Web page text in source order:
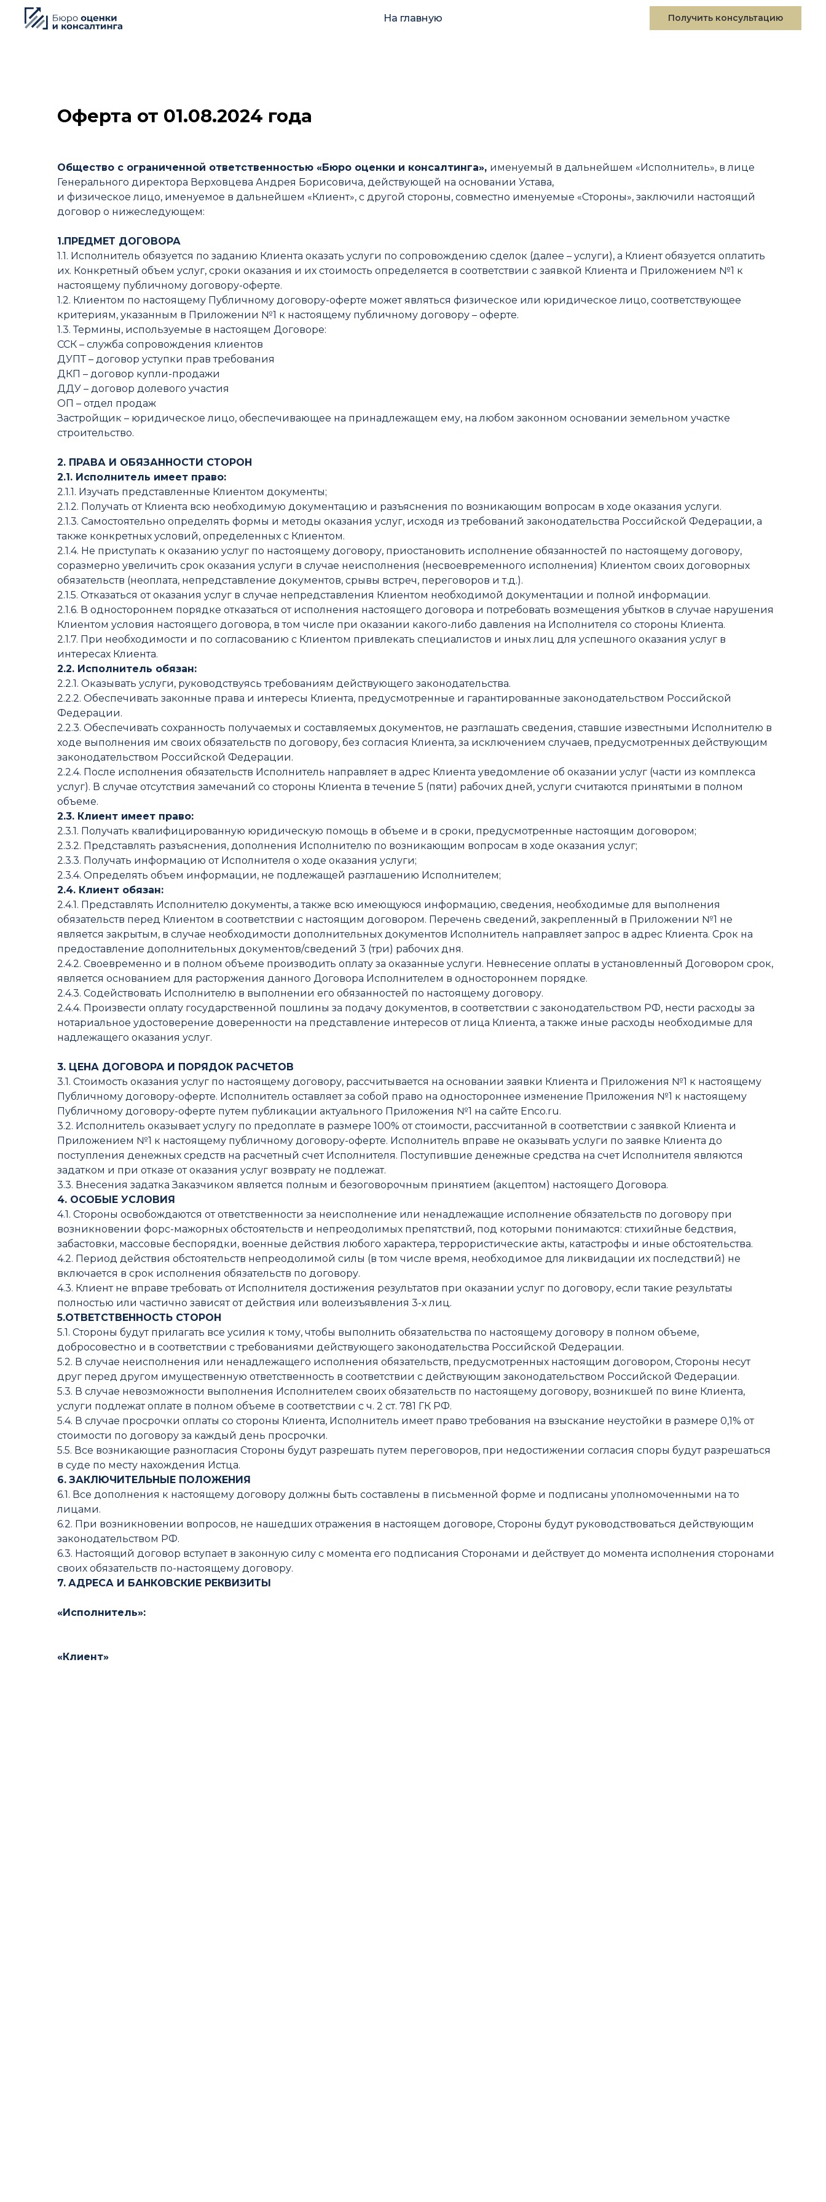
На главную Получить консультацию
Общество с ограниченной ответственностью «Бюро оценки и консалтинга», именуемый в дальнейшем «Исполнитель», в лице
Генерального директора Верховцева Андрея Борисовича, действующей на основании Устава,
и физическое лицо, именуемое в дальнейшем «Клиент», с другой стороны, совместно именуемые «Стороны», заключили настоящий
договор о нижеследующем:
1.ПРЕДМЕТ ДОГОВОРА
1.1. Исполнитель обязуется по заданию Клиента оказать услуги по сопровождению сделок (далее – услуги), а Клиент обязуется оплатить
их. Конкретный объем услуг, сроки оказания и их стоимость определяется в соответствии с заявкой Клиента и Приложением №1 к
настоящему публичному договору-оферте.
1.2. Клиентом по настоящему Публичному договору-оферте может являться физическое или юридическое лицо, соответствующее
критериям, указанным в Приложении №1 к настоящему публичному договору – оферте.
1.3. Термины, используемые в настоящем Договоре:
ССК – служба сопровождения клиентов
ДУПТ – договор уступки прав требования
ДКП – договор купли-продажи
ДДУ – договор долевого участия
ОП – отдел продаж
Застройщик – юридическое лицо, обеспечивающее на принадлежащем ему, на любом законном основании земельном участке
строительство.
2. ПРАВА И ОБЯЗАННОСТИ СТОРОН
2.1. Исполнитель имеет право:
2.1.1. Изучать представленные Клиентом документы;
2.1.2. Получать от Клиента всю необходимую документацию и разъяснения по возникающим вопросам в ходе оказания услуги.
2.1.3. Самостоятельно определять формы и методы оказания услуг, исходя из требований законодательства Российской Федерации, а
также конкретных условий, определенных с Клиентом.
2.1.4. Не приступать к оказанию услуг по настоящему договору, приостановить исполнение обязанностей по настоящему договору,
соразмерно увеличить срок оказания услуги в случае неисполнения (несвоевременного исполнения) Клиентом своих договорных
обязательств (неоплата, непредставление документов, срывы встреч, переговоров и т.д.).
2.1.5. Отказаться от оказания услуг в случае непредставления Клиентом необходимой документации и полной информации.
2.1.6. В одностороннем порядке отказаться от исполнения настоящего договора и потребовать возмещения убытков в случае нарушения
Клиентом условия настоящего договора, в том числе при оказании какого-либо давления на Исполнителя со стороны Клиента.
2.1.7. При необходимости и по согласованию с Клиентом привлекать специалистов и иных лиц для успешного оказания услуг в
интересах Клиента.
2.2. Исполнитель обязан:
2.2.1. Оказывать услуги, руководствуясь требованиям действующего законодательства.
2.2.2. Обеспечивать законные права и интересы Клиента, предусмотренные и гарантированные законодательством Российской
Федерации.
2.2.3. Обеспечивать сохранность получаемых и составляемых документов, не разглашать сведения, ставшие известными Исполнителю в
ходе выполнения им своих обязательств по договору, без согласия Клиента, за исключением случаев, предусмотренных действующим
законодательством Российской Федерации.
2.2.4. После исполнения обязательств Исполнитель направляет в адрес Клиента уведомление об оказании услуг (части из комплекса
услуг). В случае отсутствия замечаний со стороны Клиента в течение 5 (пяти) рабочих дней, услуги считаются принятыми в полном
объеме.
2.3. Клиент имеет право:
2.3.1. Получать квалифицированную юридическую помощь в объеме и в сроки, предусмотренные настоящим договором;
2.3.2. Представлять разъяснения, дополнения Исполнителю по возникающим вопросам в ходе оказания услуг;
2.3.3. Получать информацию от Исполнителя о ходе оказания услуги;
2.3.4. Определять объем информации, не подлежащей разглашению Исполнителем;
2.4. Клиент обязан:
2.4.1. Представлять Исполнителю документы, а также всю имеющуюся информацию, сведения, необходимые для выполнения
обязательств перед Клиентом в соответствии с настоящим договором. Перечень сведений, закрепленный в Приложении №1 не
является закрытым, в случае необходимости дополнительных документов Исполнитель направляет запрос в адрес Клиента. Срок на
предоставление дополнительных документов/сведений 3 (три) рабочих дня.
2.4.2. Своевременно и в полном объеме производить оплату за оказанные услуги. Невнесение оплаты в установленный Договором срок,
является основанием для расторжения данного Договора Исполнителем в одностороннем порядке.
2.4.3. Содействовать Исполнителю в выполнении его обязанностей по настоящему договору.
2.4.4. Произвести оплату государственной пошлины за подачу документов, в соответствии с законодательством РФ, нести расходы за
нотариальное удостоверение доверенности на представление интересов от лица Клиента, а также иные расходы необходимые для
надлежащего оказания услуг.
3. ЦЕНА ДОГОВОРА И ПОРЯДОК РАСЧЕТОВ
3.1. Стоимость оказания услуг по настоящему договору, рассчитывается на основании заявки Клиента и Приложения №1 к настоящему
Публичному договору-оферте. Исполнитель оставляет за собой право на одностороннее изменение Приложения №1 к настоящему
Публичному договору-оферте путем публикации актуального Приложения №1 на сайте Enco.ru.
3.2. Исполнитель оказывает услугу по предоплате в размере 100% от стоимости, рассчитанной в соответствии с заявкой Клиента и
Приложением №1 к настоящему публичному договору-оферте. Исполнитель вправе не оказывать услуги по заявке Клиента до
поступления денежных средств на расчетный счет Исполнителя. Поступившие денежные средства на счет Исполнителя являются
задатком и при отказе от оказания услуг возврату не подлежат.
3.3. Внесения задатка Заказчиком является полным и безоговорочным принятием (акцептом) настоящего Договора.
4. ОСОБЫЕ УСЛОВИЯ
4.1. Стороны освобождаются от ответственности за неисполнение или ненадлежащие исполнение обязательств по договору при
возникновении форс-мажорных обстоятельств и непреодолимых препятствий, под которыми понимаются: стихийные бедствия,
забастовки, массовые беспорядки, военные действия любого характера, террористические акты, катастрофы и иные обстоятельства.
4.2. Период действия обстоятельств непреодолимой силы (в том числе время, необходимое для ликвидации их последствий) не
включается в срок исполнения обязательств по договору.
4.3. Клиент не вправе требовать от Исполнителя достижения результатов при оказании услуг по договору, если такие результаты
полностью или частично зависят от действия или волеизъявления 3-х лиц.
5.ОТВЕТСТВЕННОСТЬ СТОРОН
5.1. Стороны будут прилагать все усилия к тому, чтобы выполнить обязательства по настоящему договору в полном объеме,
добросовестно и в соответствии с требованиями действующего законодательства Российской Федерации.
5.2. В случае неисполнения или ненадлежащего исполнения обязательств, предусмотренных настоящим договором, Стороны несут
друг перед другом имущественную ответственность в соответствии с действующим законодательством Российской Федерации.
5.3. В случае невозможности выполнения Исполнителем своих обязательств по настоящему договору, возникшей по вине Клиента,
услуги подлежат оплате в полном объеме в соответствии с ч. 2 ст. 781 ГК РФ.
5.4. В случае просрочки оплаты со стороны Клиента, Исполнитель имеет право требования на взыскание неустойки в размере 0,1% от
стоимости по договору за каждый день просрочки.
5.5. Все возникающие разногласия Стороны будут разрешать путем переговоров, при недостижении согласия споры будут разрешаться
в суде по месту нахождения Истца.
6. ЗАКЛЮЧИТЕЛЬНЫЕ ПОЛОЖЕНИЯ
6.1. Все дополнения к настоящему договору должны быть составлены в письменной форме и подписаны уполномоченными на то
лицами.
6.2. При возникновении вопросов, не нашедших отражения в настоящем договоре, Стороны будут руководствоваться действующим
законодательством РФ.
6.3. Настоящий договор вступает в законную силу с момента его подписания Сторонами и действует до момента исполнения сторонами
своих обязательств по-настоящему договору.
7. АДРЕСА И БАНКОВСКИЕ РЕКВИЗИТЫ
«Исполнитель»:
«Клиент»
Оферта от 01.08.2024 года